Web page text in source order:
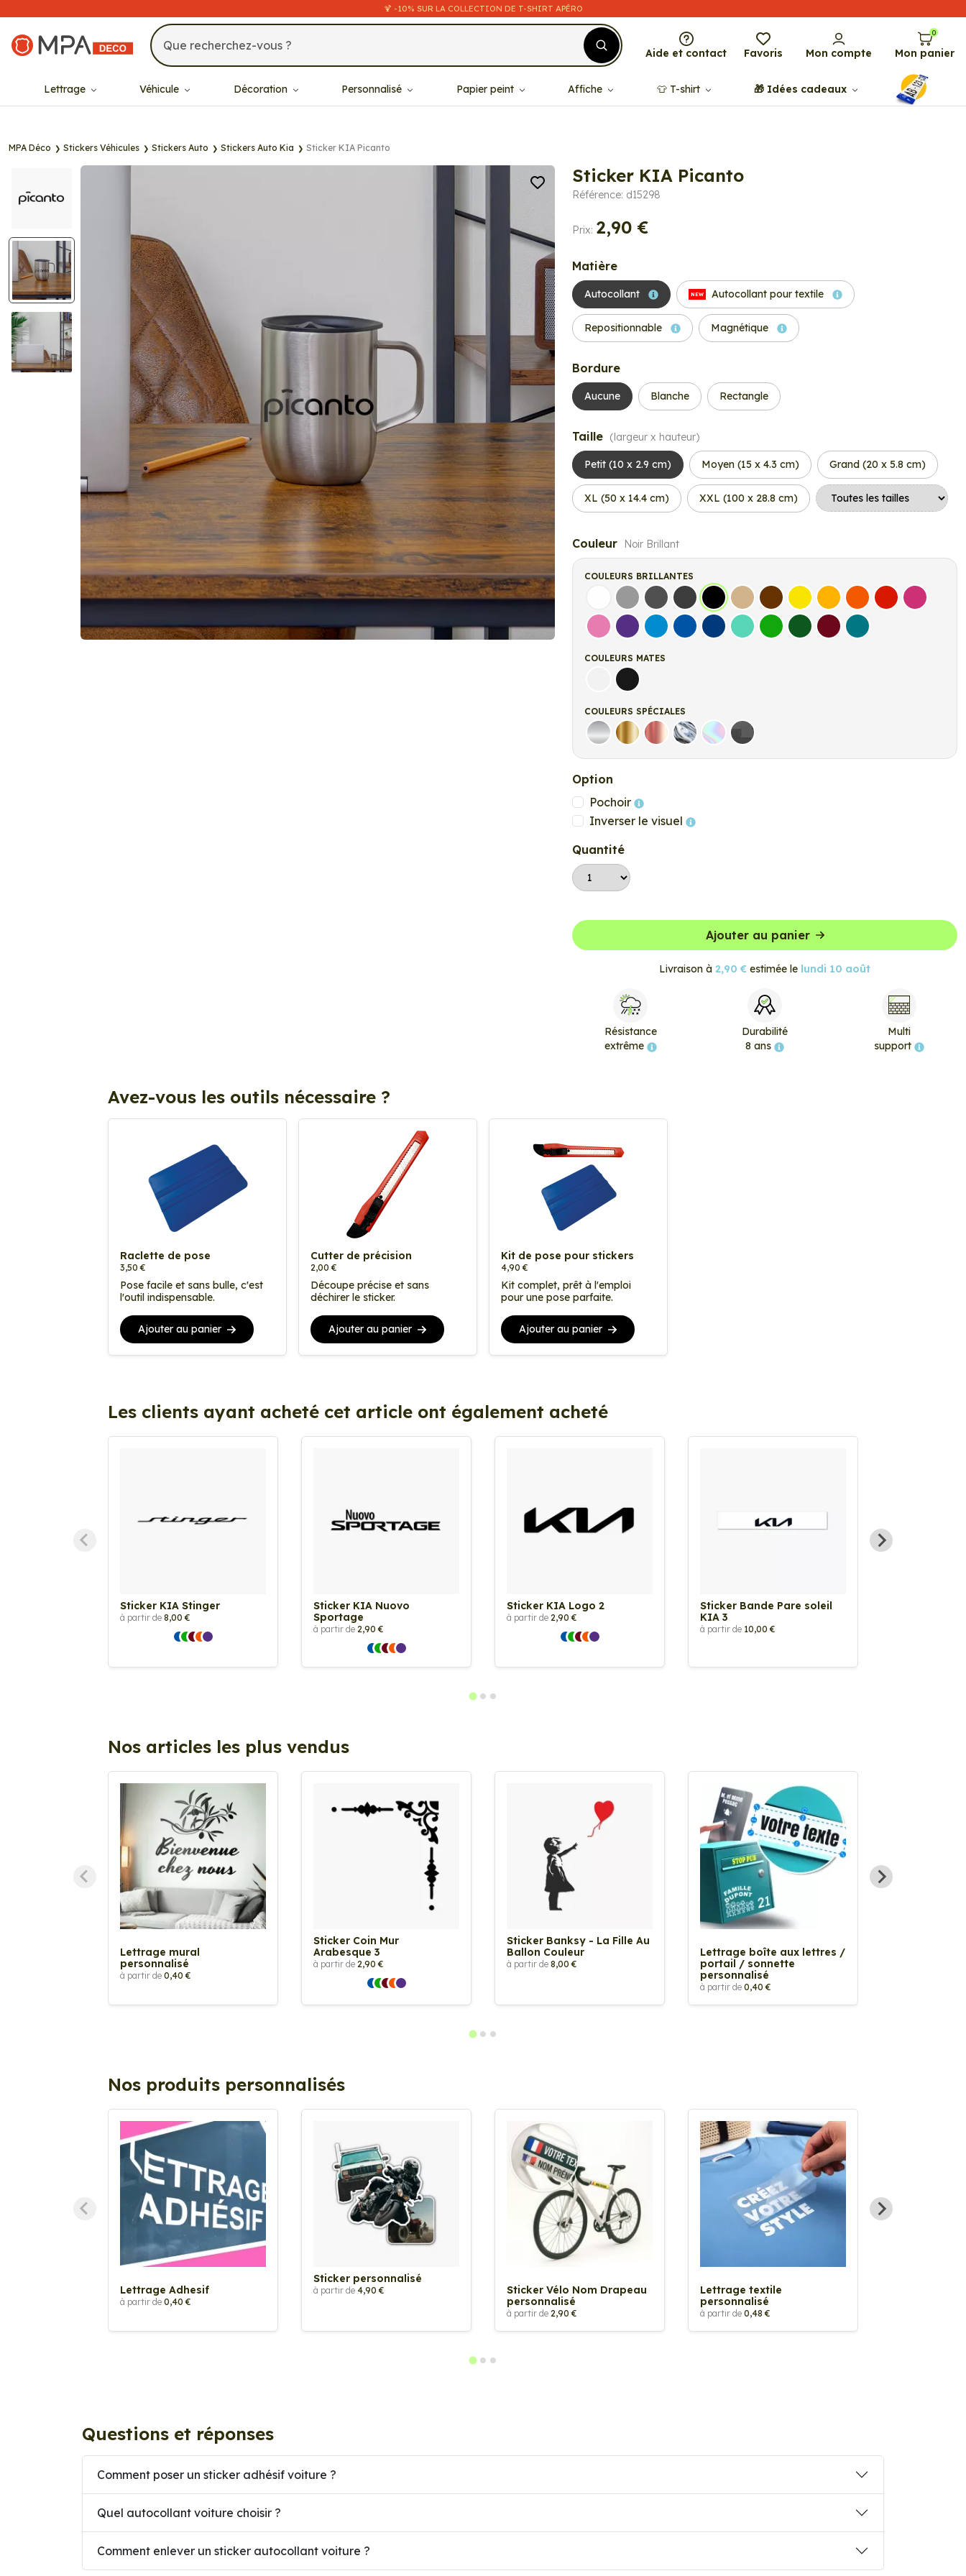
🍹 -10% SUR LA COLLECTION DE T-SHIRT APÉRO
MPA Déco
Aide et contact Favoris Mon compte
0
Mon panier
Lettrage Véhicule Décoration Personnalisé Papier peint Affiche 👕​​ T-shirt 🎁​ Idées cadeaux
MPA Déco Stickers Véhicules Stickers Auto Stickers Auto Kia Sticker KIA Picanto
Sticker KIA Picanto
Référence: d15298
Prix: 2,90 €
Matière
Autocollant NEW Autocollant pour textile
Repositionnable Magnétique
Bordure
Aucune Blanche Rectangle
Taille (largeur x hauteur)
Petit (10 x 2.9 cm) Moyen (15 x 4.3 cm) Grand (20 x 5.8 cm)
XL (50 x 14.4 cm) XXL (100 x 28.8 cm)
Couleur Noir Brillant
COULEURS BRILLANTES
Blanc Gris Gris FoncéGris Anthracite
Noir Beige Marron Jaune ClairJaune Foncé
OrangeRouge Fuchsia
Rose Violet Bleu clairBleu MoyenBleu FoncéBleu VertVert clairVert FoncéBordeauxTurquoise
COULEURS MATES
Blanc matNoir Mat
COULEURS SPÉCIALES
Argent Or Rose Gold
ChromeHolographique
Carbone Noir
Option
Pochoir
Inverser le visuel
Quantité
Ajouter au panier
Livraison à 2,90 € estimée le lundi 10 août
Résistance
extrême
Durabilité
8 ans
Multi
support
Avez-vous les outils nécessaire ?
Raclette de pose
3,50 €
Pose facile et sans bulle, c'est
l'outil indispensable.
Ajouter au panier
Cutter de précision
2,00 €
Découpe précise et sans
déchirer le sticker.
Ajouter au panier
Kit de pose pour stickers
4,90 €
Kit complet, prêt à l'emploi
pour une pose parfaite.
Ajouter au panier
Les clients ayant acheté cet article ont également acheté
Sticker KIA Stinger
à partir de 8,00 €
Sticker KIA Nuovo
Sportage
à partir de 2,90 €
Sticker KIA Logo 2
à partir de 2,90 €
Sticker Bande Pare soleil
KIA 3
à partir de 10,00 €
Nos articles les plus vendus
Lettrage mural
personnalisé
à partir de 0,40 €
Sticker Coin Mur
Arabesque 3
à partir de 2,90 €
Sticker Banksy - La Fille Au
Ballon Couleur
à partir de 8,00 €
Lettrage boîte aux lettres /
portail / sonnette
personnalisé
à partir de 0,40 €
Nos produits personnalisés
Lettrage Adhesif
à partir de 0,40 €
Sticker personnalisé
à partir de 4,90 €
Sticker Vélo Nom Drapeau
personnalisé
à partir de 2,90 €
Lettrage textile
personnalisé
à partir de 0,48 €
Questions et réponses
Comment poser un sticker adhésif voiture ?
Quel autocollant voiture choisir ?
Comment enlever un sticker autocollant voiture ?